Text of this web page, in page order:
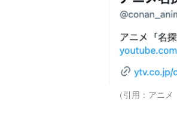
（引用：アニメ